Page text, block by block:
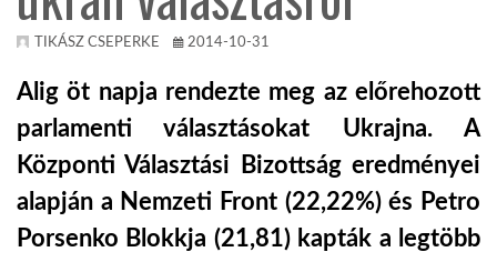
MÉDIA
TIKÁSZ CSEPERKE 2014-10-31
Alig öt napja rendezte meg az előrehozott
parlamenti választásokat Ukrajna. A
Központi Választási Bizottság eredményei
alapján a Nemzeti Front (22,22%) és Petro
Porsenko Blokkja (21,81) kapták a legtöbb